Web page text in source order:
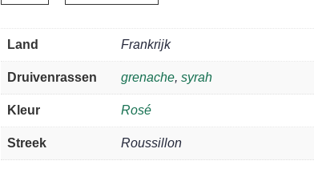
Rosé
BIO
aantal
Land Frankrijk
Druivenrassen grenache, syrah
Kleur Rosé
Streek Roussillon